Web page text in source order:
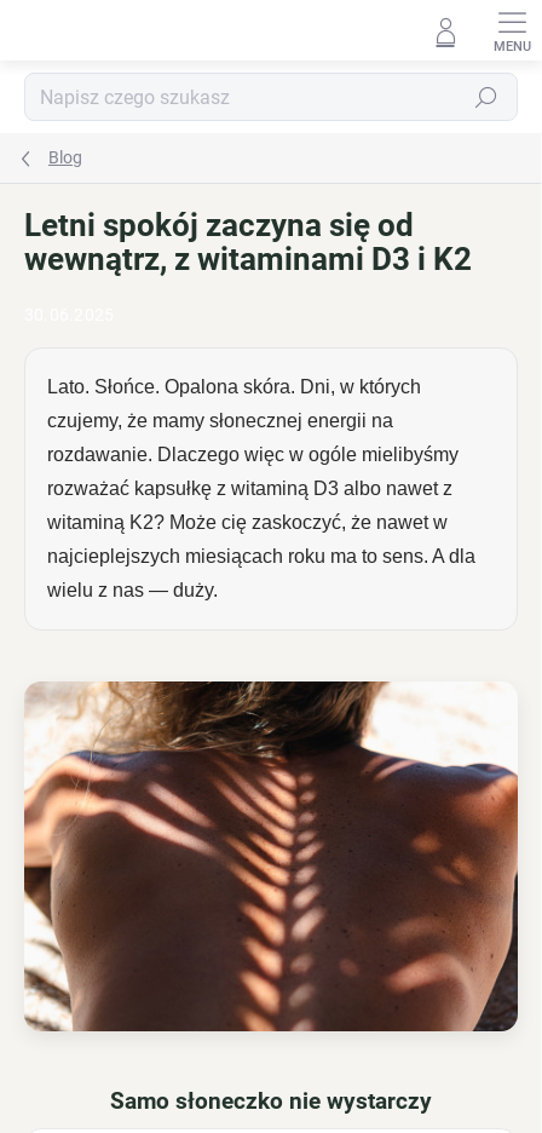
Szukaj
Blog
Letni spokój zaczyna się od
wewnątrz, z witaminami D3 i K2
Lato. Słońce. Opalona skóra. Dni, w których
czujemy, że mamy słonecznej energii na
rozdawanie. Dlaczego więc w ogóle mielibyśmy
rozważać kapsułkę z witaminą D3 albo nawet z
witaminą K2? Może cię zaskoczyć, że nawet w
najcieplejszych miesiącach roku ma to sens. A dla
wielu z nas — duży.
Samo słoneczko nie wystarczy